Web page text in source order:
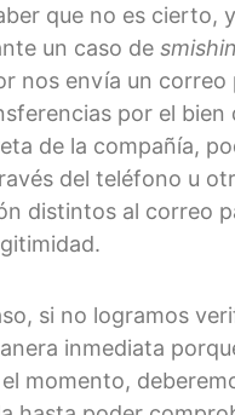
que no es cierto,
un caso de
nos envía un correo
por el bien
de la compañía,
del teléfono u
distintos al correo
si no logramos
inmediata
momento,